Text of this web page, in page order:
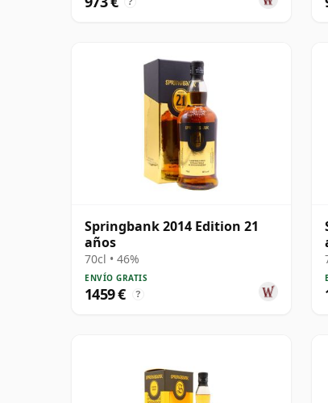
Springbank 2014 Edition 21
años
70cl • 46%
ENVÍO GRATIS
1459 € ?